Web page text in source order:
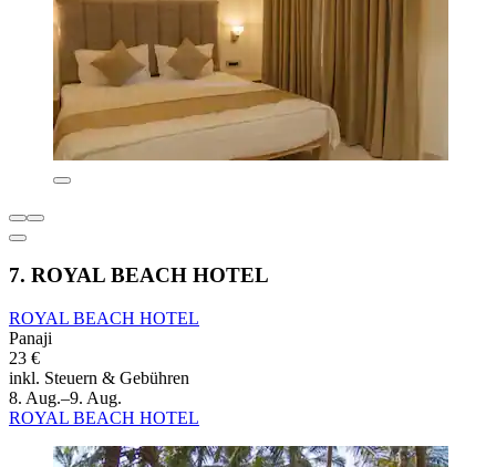
7. ROYAL BEACH HOTEL
ROYAL BEACH HOTEL
Panaji
23 €
inkl. Steuern & Gebühren
8. Aug.–9. Aug.
ROYAL BEACH HOTEL